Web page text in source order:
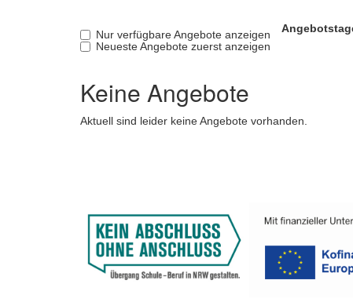
Nur verfügbare Angebote anzeigen
Neueste Angebote zuerst anzeigen
Keine Angebote
Aktuell sind leider keine Angebote vorhanden.